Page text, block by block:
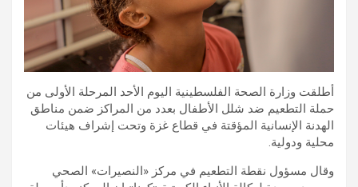
أطلقت وزارة الصحة الفلسطينية اليوم الأحد المرحلة الأولى من
حملة التطعيم ضد شلل الأطفال بعدد من المراكز ضمن مناطق
الهدنة الإنسانية المؤقتة في قطاع غزة وتحت إشراف هيئات
محلية ودولية.
وقال مسؤول نقطة التطعيم في مركز «النصيرات» الصحي